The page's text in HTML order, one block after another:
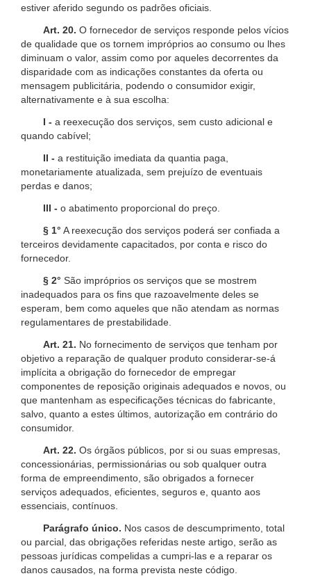
estiver aferido segundo os padrões oficiais.
Art. 20. O fornecedor de serviços responde pelos vícios
de qualidade que os tornem impróprios ao consumo ou lhes
diminuam o valor, assim como por aqueles decorrentes da
disparidade com as indicações constantes da oferta ou
mensagem publicitária, podendo o consumidor exigir,
alternativamente e à sua escolha:
I - a reexecução dos serviços, sem custo adicional e
quando cabível;
II - a restituição imediata da quantia paga,
monetariamente atualizada, sem prejuízo de eventuais
perdas e danos;
III - o abatimento proporcional do preço.
§ 1° A reexecução dos serviços poderá ser confiada a
terceiros devidamente capacitados, por conta e risco do
fornecedor.
§ 2° São impróprios os serviços que se mostrem
inadequados para os fins que razoavelmente deles se
esperam, bem como aqueles que não atendam as normas
regulamentares de prestabilidade.
Art. 21. No fornecimento de serviços que tenham por
objetivo a reparação de qualquer produto considerar-se-á
implícita a obrigação do fornecedor de empregar
componentes de reposição originais adequados e novos, ou
que mantenham as especificações técnicas do fabricante,
salvo, quanto a estes últimos, autorização em contrário do
consumidor.
Art. 22. Os órgãos públicos, por si ou suas empresas,
concessionárias, permissionárias ou sob qualquer outra
forma de empreendimento, são obrigados a fornecer
serviços adequados, eficientes, seguros e, quanto aos
essenciais, contínuos.
Parágrafo único. Nos casos de descumprimento, total
ou parcial, das obrigações referidas neste artigo, serão as
pessoas jurídicas compelidas a cumpri-las e a reparar os
danos causados, na forma prevista neste código.